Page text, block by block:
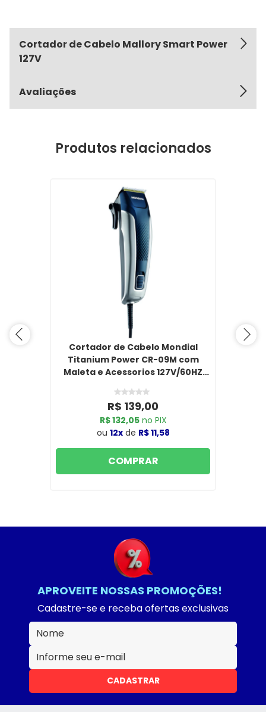
Cortador de Cabelo Mallory Smart Power
127V
Avaliações
Produtos relacionados
Cortador de Cabelo Mondial
Titanium Power CR-09M com
Maleta e Acessorios 127V/60HZ
R$ 139,00
R$ 132,05no PIX
ou 12xde R$ 11,58
COMPRAR
APROVEITE NOSSAS PROMOÇÕES!
Cadastre-se e receba ofertas exclusivas
CADASTRAR